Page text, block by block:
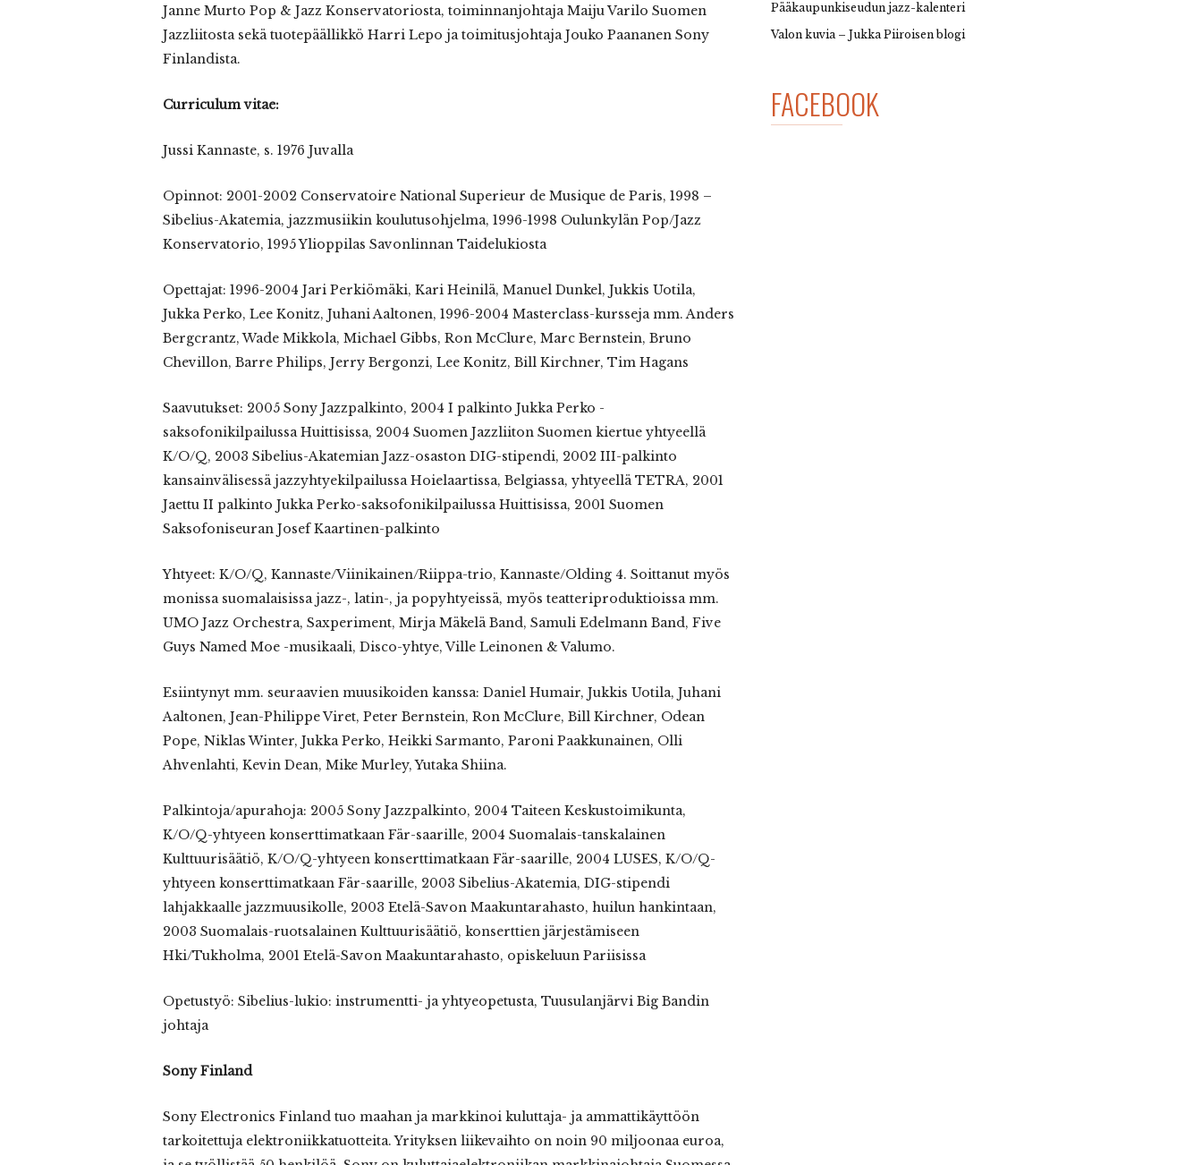
Janne Murto Pop & Jazz Konservatoriosta, toiminnanjohtaja Maiju Varilo Suomen
Jazzliitosta sekä tuotepäällikkö Harri Lepo ja toimitusjohtaja Jouko Paananen Sony
Finlandista.
Curriculum vitae:
Jussi Kannaste, s. 1976 Juvalla
Opinnot: 2001-2002 Conservatoire National Superieur de Musique de Paris, 1998 –
Sibelius-Akatemia, jazzmusiikin koulutusohjelma, 1996-1998 Oulunkylän Pop/Jazz
Konservatorio, 1995 Ylioppilas Savonlinnan Taidelukiosta
Opettajat: 1996-2004 Jari Perkiömäki, Kari Heinilä, Manuel Dunkel, Jukkis Uotila,
Jukka Perko, Lee Konitz, Juhani Aaltonen, 1996-2004 Masterclass-kursseja mm. Anders
Bergcrantz, Wade Mikkola, Michael Gibbs, Ron McClure, Marc Bernstein, Bruno
Chevillon, Barre Philips, Jerry Bergonzi, Lee Konitz, Bill Kirchner, Tim Hagans
Saavutukset: 2005 Sony Jazzpalkinto, 2004 I palkinto Jukka Perko -
saksofonikilpailussa Huittisissa, 2004 Suomen Jazzliiton Suomen kiertue yhtyeellä
K/O/Q, 2003 Sibelius-Akatemian Jazz-osaston DIG-stipendi, 2002 III-palkinto
kansainvälisessä jazzyhtyekilpailussa Hoielaartissa, Belgiassa, yhtyeellä TETRA, 2001
Jaettu II palkinto Jukka Perko-saksofonikilpailussa Huittisissa, 2001 Suomen
Saksofoniseuran Josef Kaartinen-palkinto
Yhtyeet: K/O/Q, Kannaste/Viinikainen/Riippa-trio, Kannaste/Olding 4. Soittanut myös
monissa suomalaisissa jazz-, latin-, ja popyhtyeissä, myös teatteriproduktioissa mm.
UMO Jazz Orchestra, Saxperiment, Mirja Mäkelä Band, Samuli Edelmann Band, Five
Guys Named Moe -musikaali, Disco-yhtye, Ville Leinonen & Valumo.
Esiintynyt mm. seuraavien muusikoiden kanssa: Daniel Humair, Jukkis Uotila, Juhani
Aaltonen, Jean-Philippe Viret, Peter Bernstein, Ron McClure, Bill Kirchner, Odean
Pope, Niklas Winter, Jukka Perko, Heikki Sarmanto, Paroni Paakkunainen, Olli
Ahvenlahti, Kevin Dean, Mike Murley, Yutaka Shiina.
Palkintoja/apurahoja: 2005 Sony Jazzpalkinto, 2004 Taiteen Keskustoimikunta,
K/O/Q-yhtyeen konserttimatkaan Fär-saarille, 2004 Suomalais-tanskalainen
Kulttuurisäätiö, K/O/Q-yhtyeen konserttimatkaan Fär-saarille, 2004 LUSES, K/O/Q-
yhtyeen konserttimatkaan Fär-saarille, 2003 Sibelius-Akatemia, DIG-stipendi
lahjakkaalle jazzmuusikolle, 2003 Etelä-Savon Maakuntarahasto, huilun hankintaan,
2003 Suomalais-ruotsalainen Kulttuurisäätiö, konserttien järjestämiseen
Hki/Tukholma, 2001 Etelä-Savon Maakuntarahasto, opiskeluun Pariisissa
Opetustyö: Sibelius-lukio: instrumentti- ja yhtyeopetusta, Tuusulanjärvi Big Bandin
johtaja
Sony Finland
Sony Electronics Finland tuo maahan ja markkinoi kuluttaja- ja ammattikäyttöön
tarkoitettuja elektroniikkatuotteita. Yrityksen liikevaihto on noin 90 miljoonaa euroa,
Pääkaupunkiseudun jazz-kalenteri
Valon kuvia – Jukka Piiroisen blogi
FACEBOOK